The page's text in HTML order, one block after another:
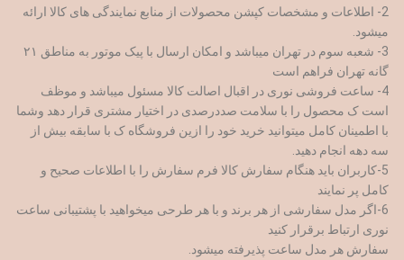
2- اطلاعات و مشخصات کپشن محصولات از منابع نمایندگی های کالا ارائه
میشود.
3- شعبه سوم در تهران میباشد و امکان ارسال با پیک موتور به مناطق ۲۱
گانه تهران فراهم است
4- ساعت فروشی نوری در اقبال اصالت کالا مسئول میباشد و موظف
است ک محصول را با سلامت صددرصدی در اختیار مشتری قرار دهد وشما
با اطمینان کامل میتوانید خرید خود را ازین فروشگاه ک با سابقه بیش از
سه دهه انجام دهید.
5-کاربران باید هنگام سفارش کالا فرم سفارش را با اطلاعات صحیح و
کامل پر نمایند
6-اگر مدل سفارشی از هر برند و با هر طرحی میخواهید با پشتیبانی ساعت
نوری ارتباط برقرار کنید
سفارش هر مدل ساعت پذیرفته میشود.